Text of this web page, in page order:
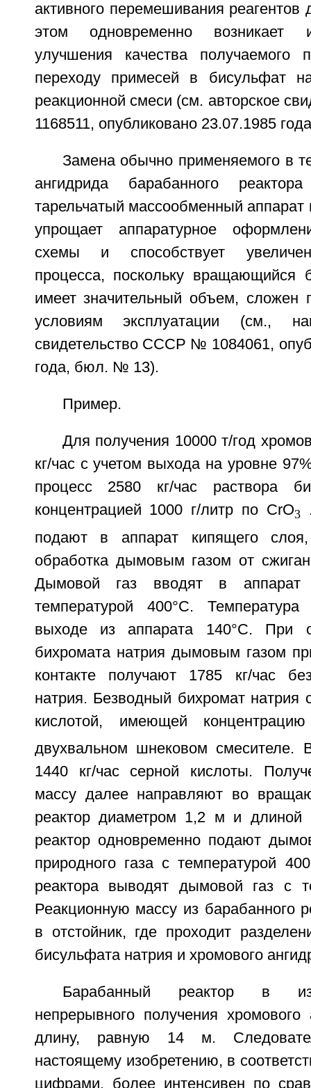
активного перемешивания
этом одновременно возникает
улучшения качества получаемого
переходу примесей в бисульфат
реакционной смеси (см. авторское
1168511, опубликовано 23.07.1985
Замена обычно применяемого в
ангидрида барабанного
тарельчатый массообменный аппарат
упрощает аппаратурное
схемы и способствует
процесса, поскольку вращающийся
имеет значительный объем, сложен
условиям эксплуатации (см.,
свидетельство СССР № 1084061,
года, бюл. № 13).
Пример.
Для получения 10000 т/год
кг/час с учетом выхода на уровне
процесс 2580 кг/час раствора
концентрацией 1000 г/литр по СrO3
подают в аппарат кипящего
обработка дымовым газом от
Дымовой газ вводят в
температурой 400°С.
выходе из аппарата 140°С. При
бихромата натрия дымовым газом
контакте получают 1785 кг/час
натрия. Безводный бихромат
кислотой, имеющей
двухвальном шнековом смесителе.
1440 кг/час серной кислоты.
массу далее направляют во
реактор диаметром 1,2 м и
реактор одновременно подают
природного газа с температурой
реактора выводят дымовой газ с
Реакционную массу из барабанного
в отстойник, где проходит
бисульфата натрия и хромового
Барабанный реактор в
непрерывного получения
длину, равную 14 м.
настоящему изобретению, в
цифрами, более интенсивен по